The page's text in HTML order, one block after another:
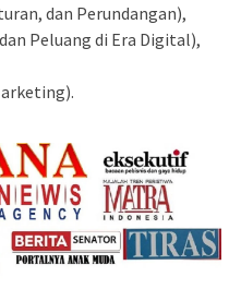
dan Perundangan),
Peluang di Era Digital),